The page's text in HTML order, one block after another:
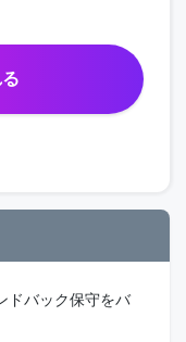
ドバック保守をバ